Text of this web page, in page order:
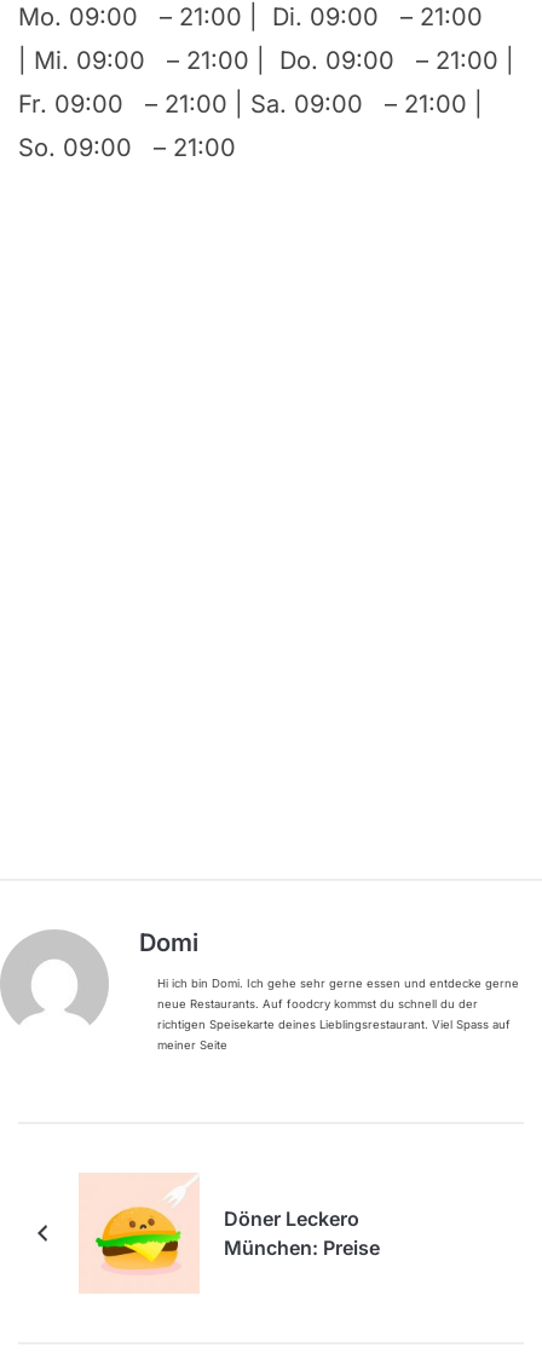
Mo. 09:00 – 21:00 | Di. 09:00 – 21:00
| Mi. 09:00 – 21:00 | Do. 09:00 – 21:00 |
Fr. 09:00 – 21:00 | Sa. 09:00 – 21:00 |
So. 09:00 – 21:00
Domi
Hi ich bin Domi. Ich gehe sehr gerne essen und entdecke gerne
neue Restaurants. Auf foodcry kommst du schnell du der
richtigen Speisekarte deines Lieblingsrestaurant. Viel Spass auf
meiner Seite
Döner Leckero
München: Preise